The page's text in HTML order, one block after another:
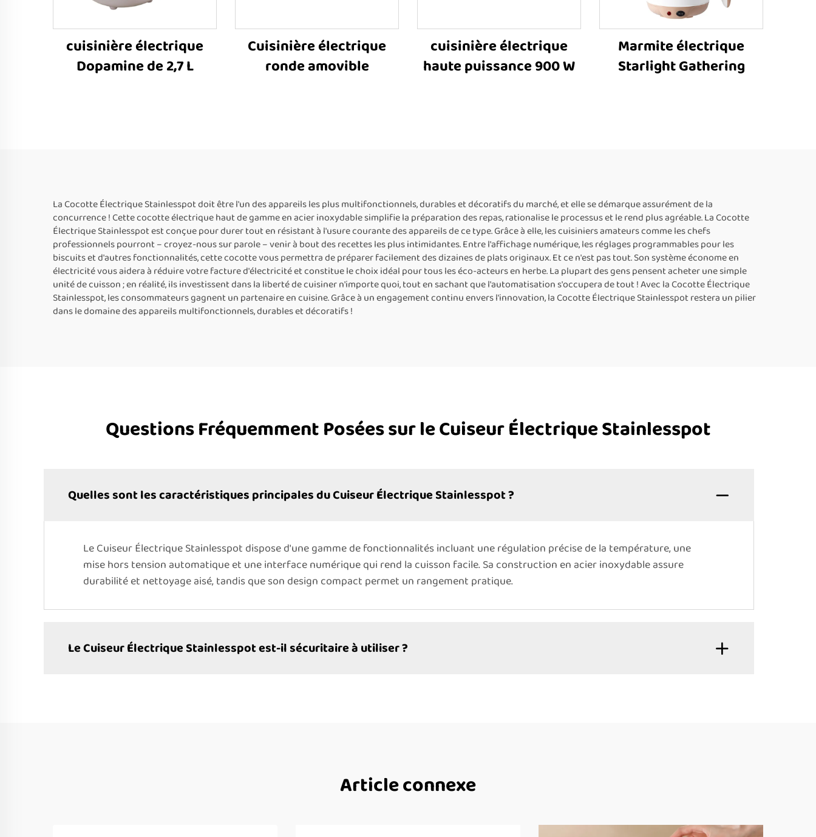
cuisinière électrique
Dopamine de 2,7 L
Cuisinière électrique
ronde amovible
cuisinière électrique
haute puissance 900 W
Marmite électrique
Starlight Gathering
La Cocotte Électrique Stainlesspot doit être l'un des appareils les plus multifonctionnels, durables et décoratifs du marché, et elle se démarque assurément de la
concurrence ! Cette cocotte électrique haut de gamme en acier inoxydable simplifie la préparation des repas, rationalise le processus et le rend plus agréable. La Cocotte
Électrique Stainlesspot est conçue pour durer tout en résistant à l'usure courante des appareils de ce type. Grâce à elle, les cuisiniers amateurs comme les chefs
professionnels pourront – croyez-nous sur parole – venir à bout des recettes les plus intimidantes. Entre l'affichage numérique, les réglages programmables pour les
biscuits et d'autres fonctionnalités, cette cocotte vous permettra de préparer facilement des dizaines de plats originaux. Et ce n'est pas tout. Son système économe en
électricité vous aidera à réduire votre facture d'électricité et constitue le choix idéal pour tous les éco-acteurs en herbe. La plupart des gens pensent acheter une simple
unité de cuisson ; en réalité, ils investissent dans la liberté de cuisiner n'importe quoi, tout en sachant que l'automatisation s'occupera de tout ! Avec la Cocotte Électrique
Stainlesspot, les consommateurs gagnent un partenaire en cuisine. Grâce à un engagement continu envers l'innovation, la Cocotte Électrique Stainlesspot restera un pilier
dans le domaine des appareils multifonctionnels, durables et décoratifs !
Questions Fréquemment Posées sur le Cuiseur Électrique Stainlesspot
Quelles sont les caractéristiques principales du Cuiseur Électrique Stainlesspot ?
Le Cuiseur Électrique Stainlesspot dispose d'une gamme de fonctionnalités incluant une régulation précise de la température, une
mise hors tension automatique et une interface numérique qui rend la cuisson facile. Sa construction en acier inoxydable assure
durabilité et nettoyage aisé, tandis que son design compact permet un rangement pratique.
Le Cuiseur Électrique Stainlesspot est-il sécuritaire à utiliser ?
Article connexe